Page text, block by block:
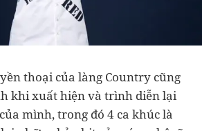
thoại của làng Country cũng
khi xuất hiện và trình diễn lại
mình, trong đó 4 ca khúc là